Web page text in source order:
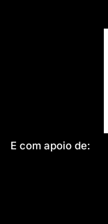
E com apoio de: